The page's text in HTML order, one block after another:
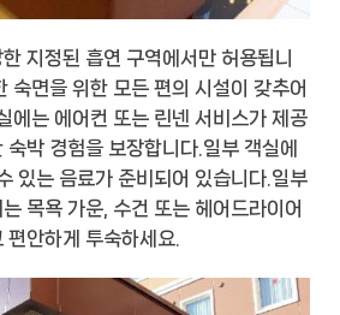
지정된 흡연 구역에서만 허용됩니
숙면을 위한 모든 편의 시설이 갖추어
에는 에어컨 또는 린넨 서비스가 제공
박 경험을 보장합니다.일부 객실에
있는 음료가 준비되어 있습니다.일부
목욕 가운, 수건 또는 헤어드라이어
안하게 투숙하세요.